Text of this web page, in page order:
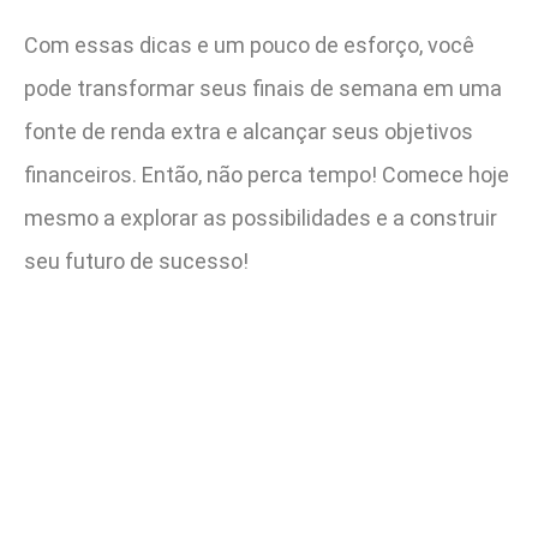
Com essas dicas e um pouco de esforço, você
pode transformar seus finais de semana em uma
fonte de renda extra e alcançar seus objetivos
financeiros. Então, não perca tempo! Comece hoje
mesmo a explorar as possibilidades e a construir
seu futuro de sucesso!